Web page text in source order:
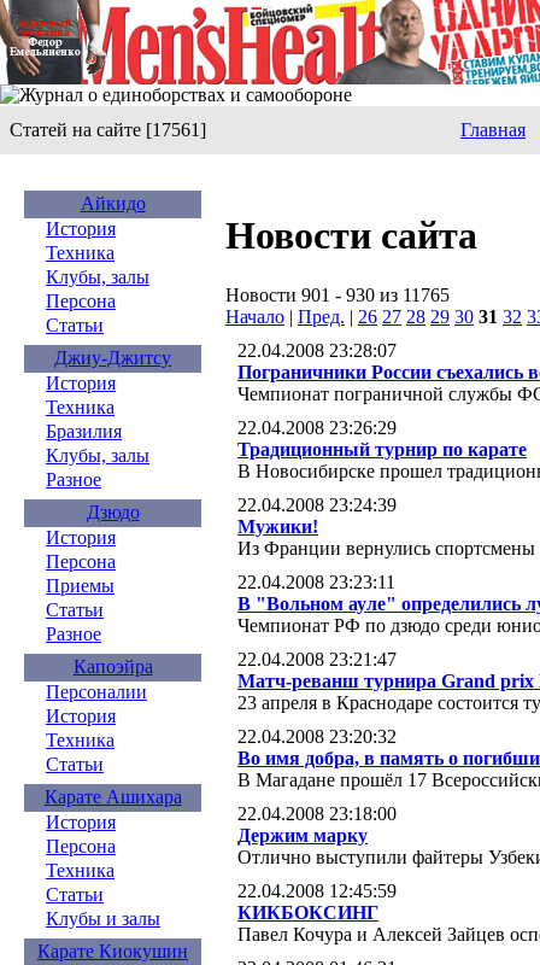
Статей на сайте [17561] Главная
Айкидо
История
Техника
Клубы, залы
Персона
Статьи
Джиу-Джитсу
История
Техника
Бразилия
Клубы, залы
Разное
Дзюдо
История
Персона
Приемы
Статьи
Разное
Капоэйра
Персоналии
История
Техника
Статьи
Карате Ашихара
История
Персона
Техника
Статьи
Клубы и залы
Карате Киокушин
Новости сайта
Новости 901 - 930 из 11765
Начало | Пред. | 26 27 28 29 30 31 32
22.04.2008 23:28:07
Пограничники России съехались
Чемпионат пограничной службы
22.04.2008 23:26:29
Традиционный турнир по карате
В Новосибирске прошел
22.04.2008 23:24:39
Мужики!
Из Франции вернулись
22.04.2008 23:23:11
В "Вольном ауле" определились
Чемпионат РФ по дзюдо среди
22.04.2008 23:21:47
Матч-реванш турнира Grand prix
23 апреля в Краснодаре состоится
22.04.2008 23:20:32
Во имя добра, в память о
В Магадане прошёл 17
22.04.2008 23:18:00
Держим марку
Отлично выступили файтеры
22.04.2008 12:45:59
КИКБОКСИНГ
Павел Кочура и Алексей Зайцев